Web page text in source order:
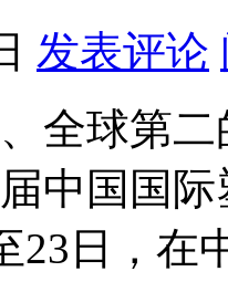
发表评论
球第二
中国国
23日，